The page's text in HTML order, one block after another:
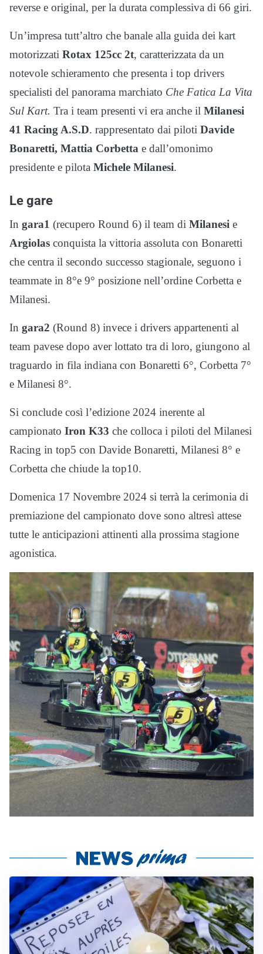
reverse e original, per la durata complessiva di 66 giri.
Un’impresa tutt’altro che banale alla guida dei kart
motorizzati Rotax 125cc 2t, caratterizzata da un
notevole schieramento che presenta i top drivers
specialisti del panorama marchiato Che Fatica La Vita
Sul Kart. Tra i team presenti vi era anche il Milanesi
41 Racing A.S.D. rappresentato dai piloti Davide
Bonaretti, Mattia Corbetta e dall’omonimo
presidente e pilota Michele Milanesi.
Le gare
In gara1 (recupero Round 6) il team di Milanesi e
Argiolas conquista la vittoria assoluta con Bonaretti
che centra il secondo successo stagionale, seguono i
teammate in 8°e 9° posizione nell’ordine Corbetta e
Milanesi.
In gara2 (Round 8) invece i drivers appartenenti al
team pavese dopo aver lottato tra di loro, giungono al
traguardo in fila indiana con Bonaretti 6°, Corbetta 7°
e Milanesi 8°.
Si conclude così l’edizione 2024 inerente al
campionato Iron K33 che colloca i piloti del Milanesi
Racing in top5 con Davide Bonaretti, Milanesi 8° e
Corbetta che chiude la top10.
Domenica 17 Novembre 2024 si terrà la cerimonia di
premiazione del campionato dove sono altresì attese
tutte le anticipazioni attinenti alla prossima stagione
agonistica.